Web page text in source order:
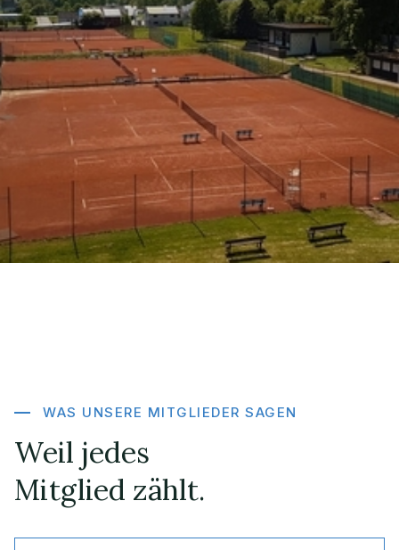
WAS UNSERE MITGLIEDER SAGEN
Weil jedes
Mitglied zählt.